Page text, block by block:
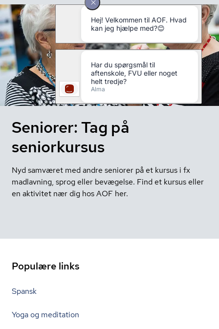
Seniorer: Tag på
seniorkursus
Nyd samværet med andre seniorer på et kursus i fx
madlavning, sprog eller bevægelse. Find et kursus eller
en aktivitet nær dig hos AOF her.
Populære links
Spansk
Yoga og meditation